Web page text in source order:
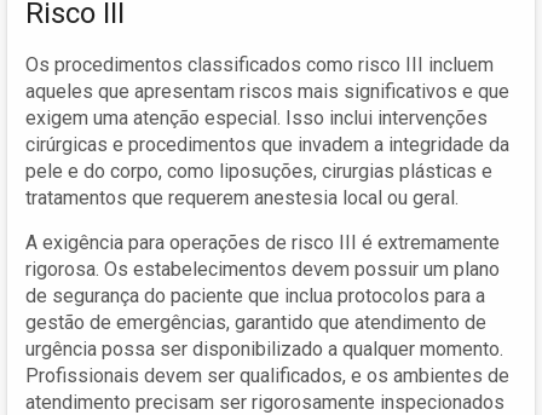
Risco III
Os procedimentos classificados como risco III incluem
aqueles que apresentam riscos mais significativos e que
exigem uma atenção especial. Isso inclui intervenções
cirúrgicas e procedimentos que invadem a integridade da
pele e do corpo, como liposuções, cirurgias plásticas e
tratamentos que requerem anestesia local ou geral.
A exigência para operações de risco III é extremamente
rigorosa. Os estabelecimentos devem possuir um plano
de segurança do paciente que inclua protocolos para a
gestão de emergências, garantido que atendimento de
urgência possa ser disponibilizado a qualquer momento.
Profissionais devem ser qualificados, e os ambientes de
atendimento precisam ser rigorosamente inspecionados